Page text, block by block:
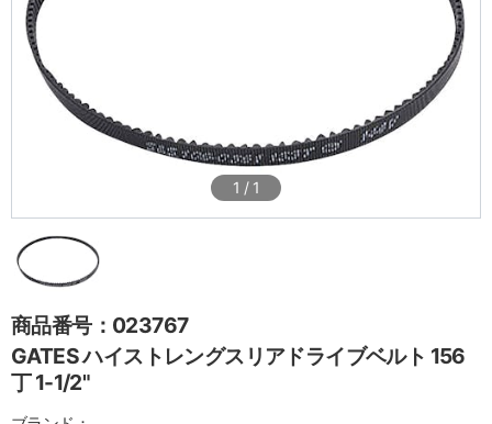
1 / 1
商品番号：023767
GATES ハイストレングスリアドライブベルト 156
丁 1-1/2"